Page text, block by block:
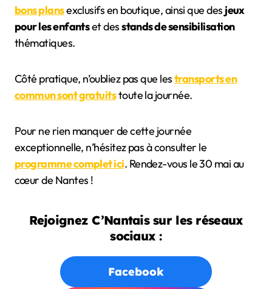
bons plansexclusifs en boutique, ainsi que des jeux
pour les enfantset desstands de sensibilisation
thématiques.
Côté pratique, n’oubliez pas que lestransports en
commun sont gratuitstoute la journée.
Pour ne rien manquer de cette journée
exceptionnelle, n’hésitez pas à consulter le
programme complet ici. Rendez-vous le 30 mai au
cœur de Nantes !
Rejoignez C’Nantais sur les réseaux
sociaux :
Facebook